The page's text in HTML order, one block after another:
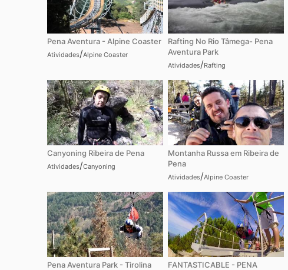
Pena Aventura - Alpine Coaster
Atividades/Alpine Coaster
Rafting No Rio Tâmega- Pena
Aventura Park
Atividades/Rafting
Canyoning Ribeira de Pena
Atividades/Canyoning
Montanha Russa em Ribeira de
Pena
Atividades/Alpine Coaster
Pena Aventura Park - Tirolina
FANTASTICABLE - PENA